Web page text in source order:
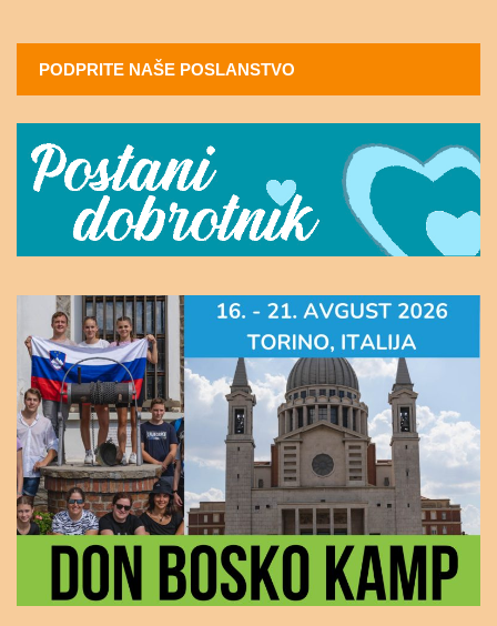
PODPRITE NAŠE POSLANSTVO